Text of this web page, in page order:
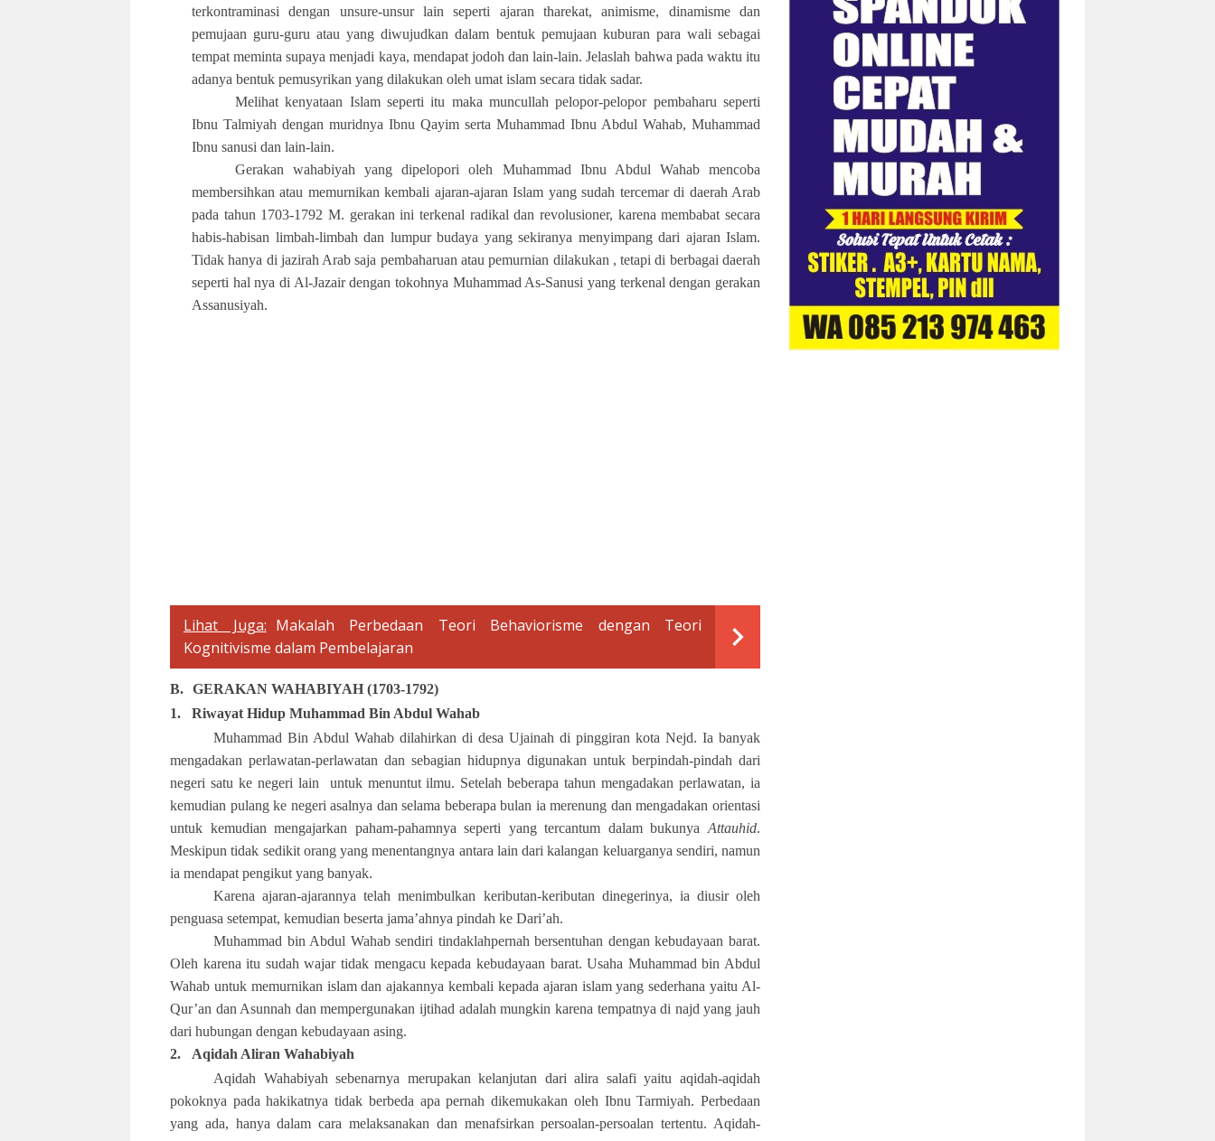
terkontraminasi dengan unsure-unsur lain seperti ajaran tharekat, animisme, dinamisme dan
pemujaan guru-guru atau yang diwujudkan dalam bentuk pemujaan kuburan para wali sebagai
tempat meminta supaya menjadi kaya, mendapat jodoh dan lain-lain. Jelaslah bahwa pada waktu itu
adanya bentuk pemusyrikan yang dilakukan oleh umat islam secara tidak sadar.
Melihat kenyataan Islam seperti itu maka muncullah pelopor-pelopor pembaharu seperti
Ibnu Talmiyah dengan muridnya Ibnu Qayim serta Muhammad Ibnu Abdul Wahab, Muhammad
Ibnu sanusi dan lain-lain.
Gerakan wahabiyah yang dipelopori oleh Muhammad Ibnu Abdul Wahab mencoba
membersihkan atau memurnikan kembali ajaran-ajaran Islam yang sudah tercemar di daerah Arab
pada tahun 1703-1792 M. gerakan ini terkenal radikal dan revolusioner, karena membabat secara
habis-habisan limbah-limbah dan lumpur budaya yang sekiranya menyimpang dari ajaran Islam.
Tidak hanya di jazirah Arab saja pembaharuan atau pemurnian dilakukan , tetapi di berbagai daerah
seperti hal nya di Al-Jazair dengan tokohnya Muhammad As-Sanusi yang terkenal dengan gerakan
Assanusiyah.
Lihat Juga: Makalah Perbedaan Teori Behaviorisme dengan Teori
Kognitivisme dalam Pembelajaran
B. GERAKAN WAHABIYAH (1703-1792)
1.
Riwayat Hidup Muhammad Bin Abdul Wahab
Muhammad Bin Abdul Wahab dilahirkan di desa Ujainah di pinggiran kota Nejd. Ia banyak
mengadakan perlawatan-perlawatan dan sebagian hidupnya digunakan untuk berpindah-pindah dari
negeri satu ke negeri lain untuk menuntut ilmu. Setelah beberapa tahun mengadakan perlawatan, ia
kemudian pulang ke negeri asalnya dan selama beberapa bulan ia merenung dan mengadakan orientasi
untuk kemudian mengajarkan paham-pahamnya seperti yang tercantum dalam bukunya Attauhid.
Meskipun tidak sedikit orang yang menentangnya antara lain dari kalangan keluarganya sendiri, namun
ia mendapat pengikut yang banyak.
Karena ajaran-ajarannya telah menimbulkan keributan-keributan dinegerinya, ia diusir oleh
penguasa setempat, kemudian beserta jama’ahnya pindah ke Dari’ah.
Muhammad bin Abdul Wahab sendiri tindaklahpernah bersentuhan dengan kebudayaan barat.
Oleh karena itu sudah wajar tidak mengacu kepada kebudayaan barat. Usaha Muhammad bin Abdul
Wahab untuk memurnikan islam dan ajakannya kembali kepada ajaran islam yang sederhana yaitu Al-
Qur’an dan Asunnah dan mempergunakan ijtihad adalah mungkin karena tempatnya di najd yang jauh
dari hubungan dengan kebudayaan asing.
2.
Aqidah Aliran Wahabiyah
Aqidah Wahabiyah sebenarnya merupakan kelanjutan dari alira salafi yaitu aqidah-aqidah
pokoknya pada hakikatnya tidak berbeda apa pernah dikemukakan oleh Ibnu Tarmiyah. Perbedaan
yang ada, hanya dalam cara melaksanakan dan menafsirkan persoalan-persoalan tertentu. Aqidah-